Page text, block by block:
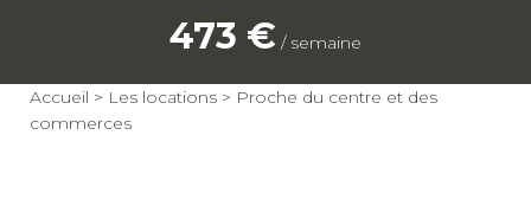
473 € / semaine
Accueil > Les locations > Proche du centre et des
commerces